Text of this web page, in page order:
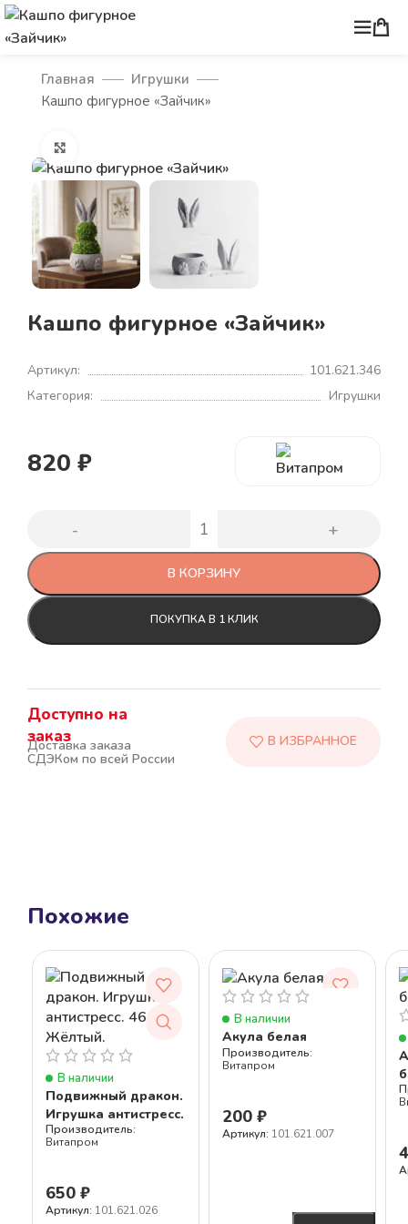
Главная
Игрушки
Кашпо фигурное «Зайчик»
Кашпо фигурное «Зайчик»
820 ₽
Доступно на
заказ
В КОРЗИНУ
ПОКУПКА В 1 КЛИК
Доставка заказа
СДЭКом по всей России
Артикул:
101.621.346
Категория:
Игрушки
Похожие
Подвижный дракон.
Игрушка антистресс.
46 см. Жёлтый.
Витапром
В наличии
650 ₽
Артикул: 101.621.026
Акула белая
Витапром
В наличии
200 ₽
Артикул: 101.621.007